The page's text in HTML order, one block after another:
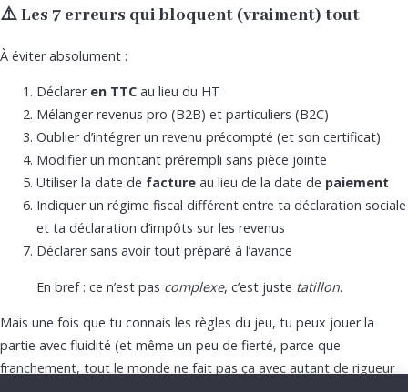
⚠️ Les 7 erreurs qui bloquent (vraiment) tout
À éviter absolument :
Déclarer en TTC au lieu du HT
Mélanger revenus pro (B2B) et particuliers (B2C)
Oublier d’intégrer un revenu précompté (et son certificat)
Modifier un montant prérempli sans pièce jointe
Utiliser la date de facture au lieu de la date de paiement
Indiquer un régime fiscal différent entre ta déclaration sociale
et ta déclaration d’impôts sur les revenus
Déclarer sans avoir tout préparé à l’avance
En bref : ce n’est pas complexe, c’est juste tatillon.
Mais une fois que tu connais les règles du jeu, tu peux jouer la
partie avec fluidité (et même un peu de fierté, parce que
franchement, tout le monde ne fait pas ça avec autant de rigueur